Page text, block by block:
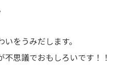
をうみだします。
思議でおもしろいです！！